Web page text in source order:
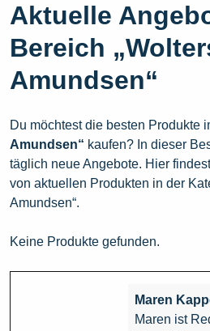
Aktuelle
Bereich
Amundsen“
Du möchtest die besten Produkte
Amundsen“ kaufen? In dieser
täglich neue Angebote. Hier
von aktuellen Produkten in der
Amundsen“.
Keine Produkte gefunden.
Maren
Maren ist